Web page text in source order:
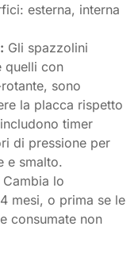
esterna, interna
Gli spazzolini
quelli con
sono
la placca rispetto
timer
di pressione per
e smalto.
Cambia lo
mesi, o prima se le
consumate non